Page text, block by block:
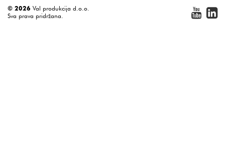
© 2026 Val produkcija d.o.o.
Sva prava pridržana.